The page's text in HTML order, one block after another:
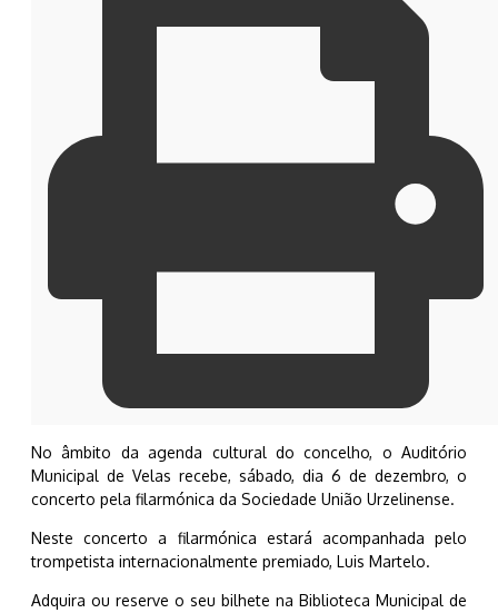
No âmbito da agenda cultural do concelho, o Auditório
Municipal de Velas recebe, sábado, dia 6 de dezembro, o
concerto pela filarmónica da Sociedade União Urzelinense.
Neste concerto a filarmónica estará acompanhada pelo
trompetista internacionalmente premiado, Luis Martelo.
Adquira ou reserve o seu bilhete na Biblioteca Municipal de